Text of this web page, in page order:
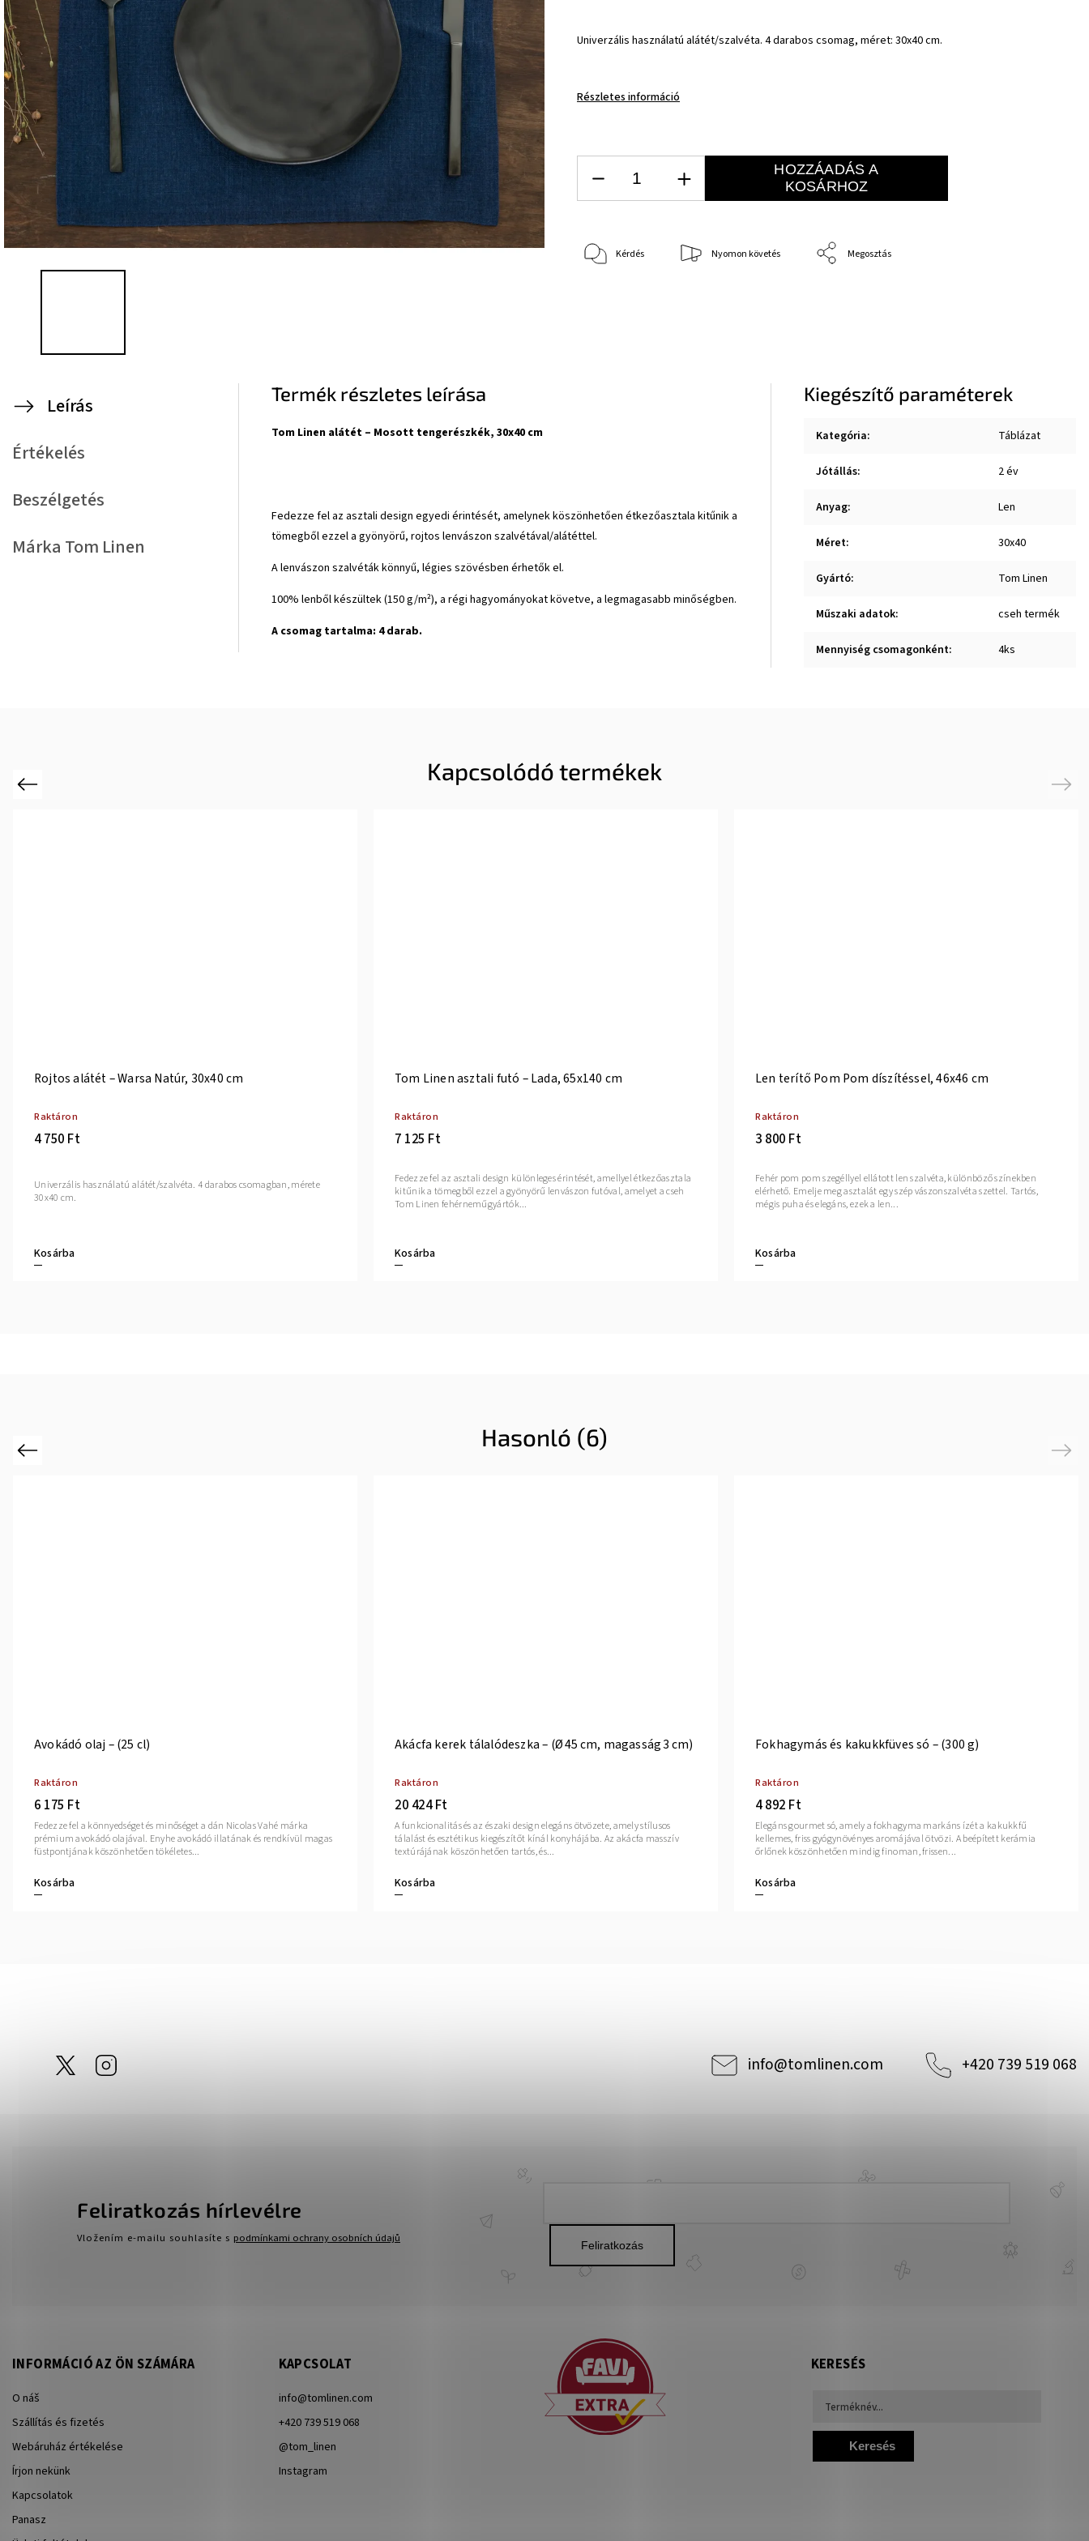
Univerzális használatú alátét/szalvéta. 4 darabos csomag, méret: 30x40 cm.
Részletes információ
HOZZÁADÁS A
KOSÁRHOZ
Kérdés Nyomon követés Megosztás
Leírás
Értékelés
Beszélgetés
Márka Tom Linen
Termék részletes leírása
Tom Linen alátét – Mosott tengerészkék, 30x40 cm
Fedezze fel az asztali design egyedi érintését, amelynek köszönhetően étkezőasztala kitűnik a
tömegből ezzel a gyönyörű, rojtos lenvászon szalvétával/alátéttel.
A lenvászon szalvéták könnyű, légies szövésben érhetők el.
100% lenből készültek (150 g/m²), a régi hagyományokat követve, a legmagasabb minőségben.
A csomag tartalma: 4 darab.
Kiegészítő paraméterek
Kategória: Táblázat
Jótállás: 2 év
Anyag: Len
Méret: 30x40
Gyártó: Tom Linen
Műszaki adatok: cseh termék
Mennyiség csomagonként: 4ks
Kapcsolódó termékek
Previous
Rojtos alátét – Warsa Natúr, 30x40 cm
Raktáron
4 750 Ft
Kosárba
Univerzális használatú alátét/szalvéta. 4 darabos csomagban, mérete
Tom Linen asztali futó – Lada, 65x140 cm
Raktáron
7 125 Ft
Kosárba
Fedezze fel az asztali design különleges érintését, amellyel étkezőasztala
kitűnik a tömegből ezzel a gyönyörű lenvászon futóval, amelyet a cseh
Tom Linen fehérneműgyártók...
Len terítő Pom Pom díszítéssel, 46x46 cm
Raktáron
3 800 Ft
Kosárba
Fehér pom pom szegéllyel ellátott len szalvéta, különböző színekben
elérhető. Emelje meg asztalát egy szép vászonszalvéta szettel. Tartós,
mégis puha és elegáns, ezek a len...
Next
Hasonló (6)
Previous
Avokádó olaj – (25 cl)
Raktáron
6 175 Ft
Kosárba
Fedezze fel a könnyedséget és minőséget a dán Nicolas Vahé márka
prémium avokádó olajával. Enyhe avokádó illatának és rendkívül magas
füstpontjának köszönhetően tökéletes...
Akácfa kerek tálalódeszka – (Ø 45 cm, magasság 3 cm)
Raktáron
20 424 Ft
Kosárba
A funkcionalitás és az északi design elegáns ötvözete, amely stílusos
tálalást és esztétikus kiegészítőt kínál konyhájába. Az akácfa masszív
textúrájának köszönhetően tartós, és...
Fokhagymás és kakukkfüves só – (300 g)
Raktáron
4 892 Ft
Kosárba
Elegáns gourmet só, amely a fokhagyma markáns ízét a kakukkfű
kellemes, friss gyógynövényes aromájával ötvözi. A beépített kerámia
őrlőnek köszönhetően mindig finoman, frissen...
Next
@tom_linen info@tomlinen.com +420 739 519 068
INFORMÁCIÓ AZ ÖN SZÁMÁRA
O náš
Szállítás és fizetés
Webáruház értékelése
Írjon nekünk
Kapcsolatok
Panasz
Feliratkozás hírlevélre
Vložením e-mailu souhlasíte s podmínkami ochrany osobních údajů
Feliratkozás
KAPCSOLAT
info@tomlinen.com
+420 739 519 068
@tom_linen
Instagram
KERESÉS
Keresés